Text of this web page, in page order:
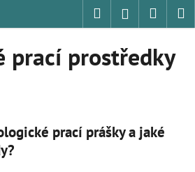
Hledat Přihlášení
prací prostředky
prací prášky a jaké